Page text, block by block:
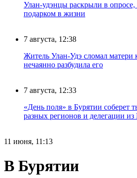
Улан-удэнцы раскрыли в
подарком в жизни
7 августа, 12:38
Житель Улан-Удэ сломал матери
нечаянно разбудила его
7 августа, 12:33
«День поля» в Бурятии соберет
разных регионов и делегации
11 июня, 11:13
В Бурятии